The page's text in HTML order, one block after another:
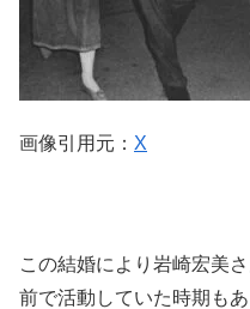
画像引用元： X
この結婚により岩崎宏美
前で活動していた時期も